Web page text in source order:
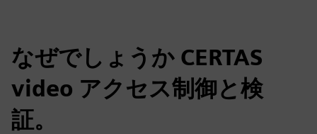
なぜでしょうか CERTAS
video アクセス制御と検
証。